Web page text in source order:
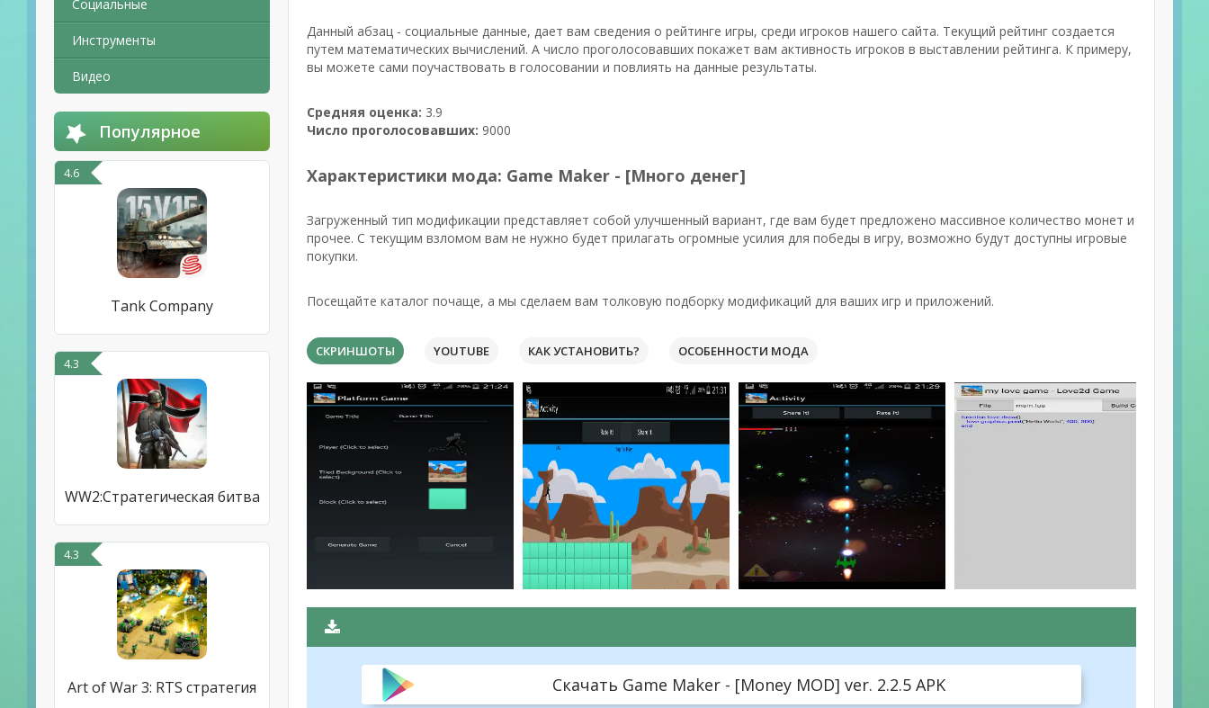
Социальные
Инструменты
Видео
Популярное
4.6
Tank Company
4.3
WW2:Стратегическая битва
4.3
Art of War 3: RTS стратегия
Данный абзац - социальные данные, дает вам сведения о рейтинге игры, среди игроков нашего сайта. Текущий рейтинг создается
путем математических вычислений. А число проголосовавших покажет вам активность игроков в выставлении рейтинга. К примеру,
вы можете сами поучаствовать в голосовании и повлиять на данные результаты.
Средняя оценка: 3.9
Число проголосовавших: 9000
Характеристики мода: Game Maker - [Много денег]
Загруженный тип модификации представляет собой улучшенный вариант, где вам будет предложено массивное количество монет и
прочее. С текущим взломом вам не нужно будет прилагать огромные усилия для победы в игру, возможно будут доступны игровые
покупки.
Посещайте каталог почаще, а мы сделаем вам толковую подборку модификаций для ваших игр и приложений.
СКРИНШОТЫ YOUTUBE КАК УСТАНОВИТЬ? ОСОБЕННОСТИ МОДА
Скачать Game Maker - [Money MOD] ver. 2.2.5 APK